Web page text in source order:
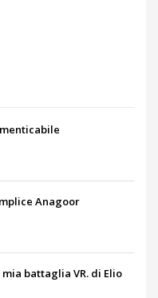
Anagoor
battaglia VR. di Elio